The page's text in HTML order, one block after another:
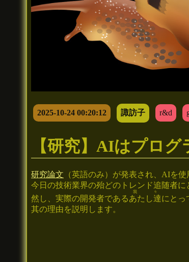
2025-10-24 00:20:12 諏訪子 r&d
【研究】AIはプロ
研究論文 （英語のみ）が発表され、AIを
今日の技術業界の殆どのトレンド追随者に
然し、実際の開発者であるあたし達
我々
にとっ
其の理由を説明します。